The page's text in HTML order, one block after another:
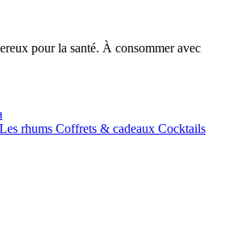
pour la santé. À consommer avec
Les rhums Coffrets & cadeaux Cocktails